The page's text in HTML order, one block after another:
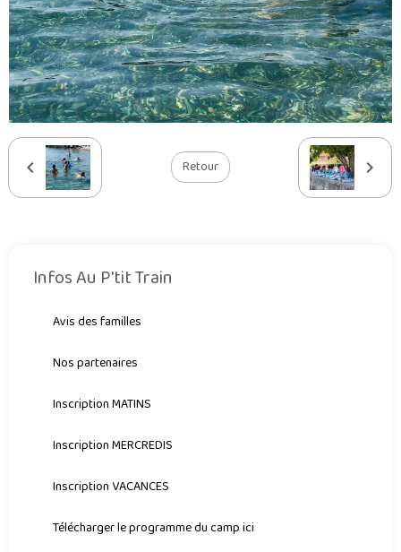
Retour
Infos Au P'tit Train
Avis des familles
Nos partenaires
Inscription MATINS
Inscription MERCREDIS
Inscription VACANCES
Télécharger le programme du camp ici